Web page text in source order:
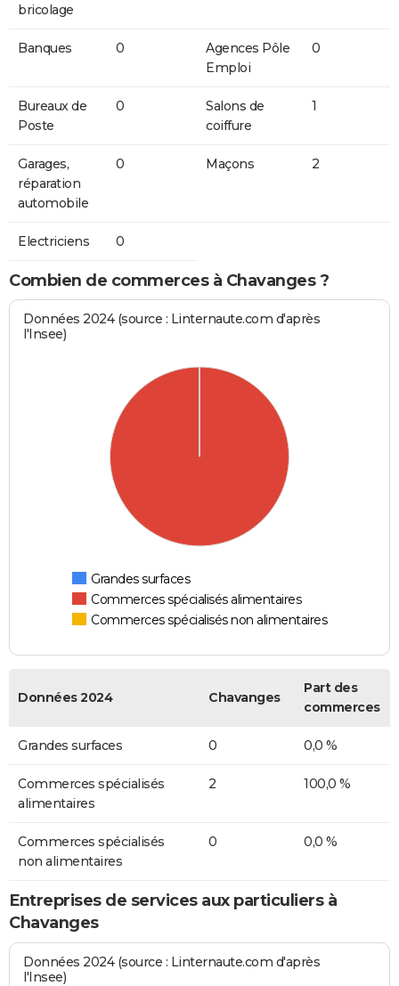
bricolage
Banques 0
Agences Pôle
Emploi
0
Bureaux de
Poste
0
Salons de
coiffure
1
Garages,
réparation
automobile
0 Maçons 2
Electriciens 0
Combien de commerces à Chavanges ?
Données 2024 (source : Linternaute.com d'après
l'Insee)
Grandes surfaces
Commerces spécialisés alimentaires
Commerces spécialisés non alimentaires
Données 2024 Chavanges
Part des
commerces
Grandes surfaces 0 0,0 %
Commerces spécialisés
alimentaires
2 100,0 %
Commerces spécialisés
non alimentaires
0 0,0 %
Entreprises de services aux particuliers à
Chavanges
Données 2024 (source : Linternaute.com d'après
l'Insee)